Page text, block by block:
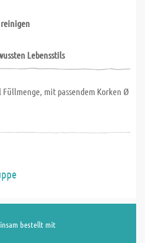
Lebensstils
mit passendem Korken Ø
bestellt mit